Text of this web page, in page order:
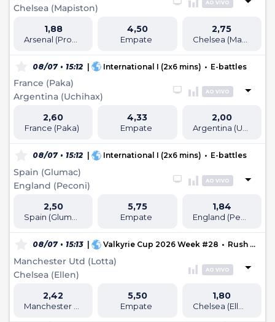
Chelsea (Mapiston)
AO VIVO
1,88
Empate
4,50 2,75
08/07 • 15:12 | International I (2x6 mins) • E-battles
France (Paka)
Argentina (Uchihax)
AO VIVO
France (Paka)
2,60
Empate
4,33
Argentina (Uchihax)
2,00
08/07 • 15:12 International I (2x6 mins) • E-battles
Spain (Glumac)
England (Peconi)
AO VIVO
Spain (Glumac)
2,50
Empate
5,75
England (Peconi)
1,84
08/07 • 15:13 Valkyrie Cup 2026 Week #28 • Rush Football
Manchester Utd (Lotta)
Chelsea (Ellen)
AO VIVO
Manchester Utd (Lotta)
2,42
Empate
5,50
Chelsea (Ellen)
1,80